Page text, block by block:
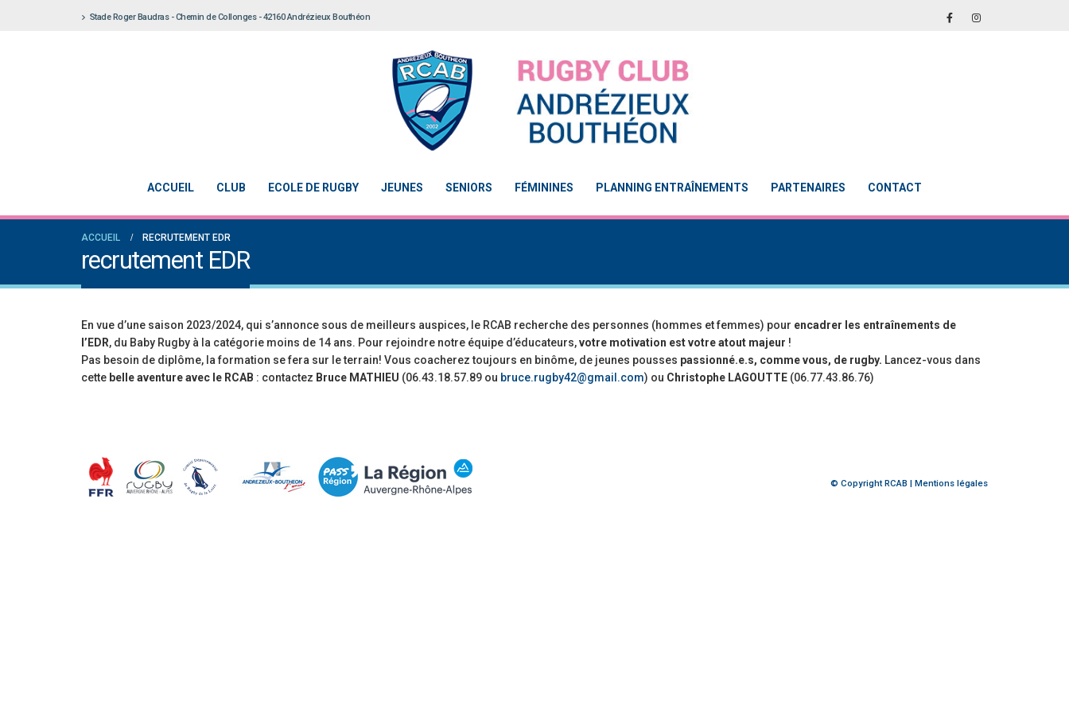
Stade Roger Baudras - Chemin de Collonges - 42160 Andrézieux Bouthéon
ACCUEIL CLUB ECOLE DE RUGBY JEUNES SENIORS FÉMININES PLANNING ENTRAÎNEMENTS PARTENAIRES CONTACT
ACCUEIL RECRUTEMENT EDR
recrutement EDR
En vue d’une saison 2023/2024, qui s’annonce sous de meilleurs auspices, le RCAB recherche des personnes (hommes et femmes) pour encadrer les entraînements de
l’EDR, du Baby Rugby à la catégorie moins de 14 ans. Pour rejoindre notre équipe d’éducateurs,votre motivation est votre atout majeur !
Pas besoin de diplôme, la formation se fera sur le terrain! Vous coacherez toujours en binôme, de jeunes pousses passionné.e.s, comme vous, de rugby. Lancez-vous dans
cette belle aventure avec le RCAB : contactez Bruce MATHIEU (06.43.18.57.89 ou bruce.rugby42@gmail.com) ou Christophe LAGOUTTE (06.77.43.86.76)
© Copyright RCAB | Mentions légales